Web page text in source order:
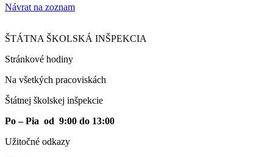
Návrat na zoznam
ŠTÁTNA ŠKOLSKÁ INŠPEKCIA
Stránkové hodiny​
Na všetkých pracoviskách
Štátnej školskej inšpekcie
Po – Pia od 9:00 do 13:00
Užitočné odkazy